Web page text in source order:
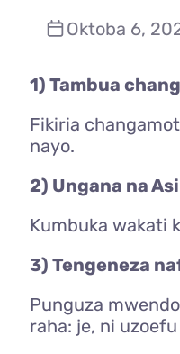
Oktoba 6,
1) Tambua
Fikiria
nayo.
2) Ungana na
Kumbuka wakati
3) Tengeneza
Punguza
raha: je, ni